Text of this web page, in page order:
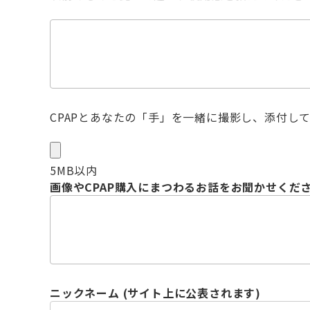
CPAPとあなたの「手」を一緒に撮影し、添付して
5MB以内
画像やCPAP購入にまつわるお話をお聞かせくださ
ニックネーム (サイト上に公表されます)